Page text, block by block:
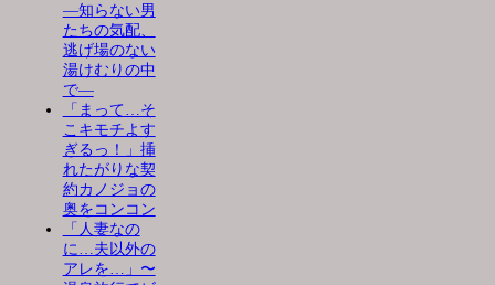
―知らない男
たちの気配、
逃げ場のない
湯けむりの中
で―
「まって…そ
こキモチよす
ぎるっ！」挿
れたがりな契
約カノジョの
奥をコンコン
「人妻なの
に…夫以外の
アレを…」〜